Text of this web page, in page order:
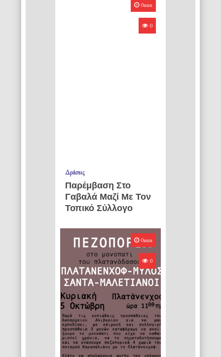
0min
0
Δράσεις
Παρέμβαση Στο
Γαβαλά Μαζί Με Τον
Τοπικό Σύλλογο
0min
0